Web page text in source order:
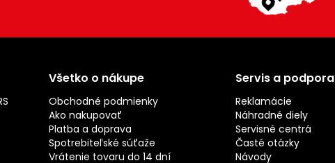
Všetko o nákupe
Obchodné podmienky
Ako nakupovať
Platba a doprava
Spotrebiteľské súťaže
Vrátenie tovaru do 14 dní
Servis a podpora
Reklamácie
Náhradné diely
Servisné centrá
Časté otázky
Návody